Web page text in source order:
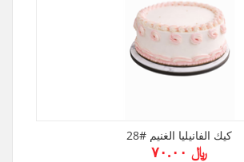
كيك الفانيليا الغنيم #28
﷼ ۷۰.۰۰